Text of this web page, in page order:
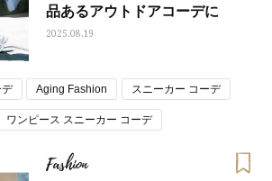
品あるアウトドアコーデに
2025.08.19
Aging Fashion スニーカー コーデ
ワンピース スニーカー コーデ
Fashion